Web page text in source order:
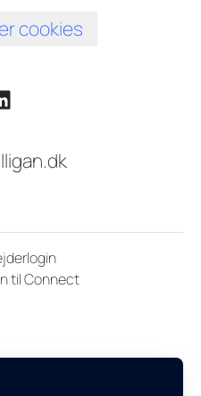
cookies
til Connect